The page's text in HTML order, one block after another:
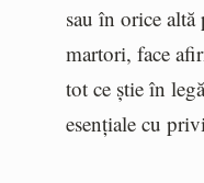
sau în orice altă
martori, face
tot ce știe în
esențiale cu